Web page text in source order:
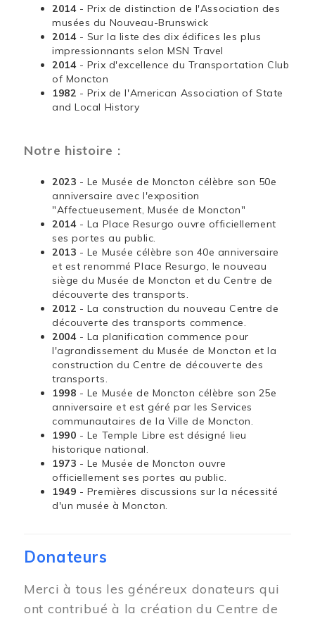
2014 - Prix de distinction de l'Association des
musées du Nouveau-Brunswick
2014 - Sur la liste des dix édifices les plus
impressionnants selon MSN Travel
2014 - Prix d'excellence du Transportation Club
of Moncton
1982 - Prix de l'American Association of State
and Local History
Notre histoire :
2023 - Le Musée de Moncton célèbre son 50e
anniversaire avec l'exposition
"Affectueusement, Musée de Moncton"
2014 - La Place Resurgo ouvre officiellement
ses portes au public.
2013 - Le Musée célèbre son 40e anniversaire
et est renommé Place Resurgo, le nouveau
siège du Musée de Moncton et du Centre de
découverte des transports.
2012 - La construction du nouveau Centre de
découverte des transports commence.
2004 - La planification commence pour
l'agrandissement du Musée de Moncton et la
construction du Centre de découverte des
transports.
1998 - Le Musée de Moncton célèbre son 25e
anniversaire et est géré par les Services
communautaires de la Ville de Moncton.
1990 - Le Temple Libre est désigné lieu
historique national.
1973 - Le Musée de Moncton ouvre
officiellement ses portes au public.
1949 - Premières discussions sur la nécessité
d'un musée à Moncton.
Donateurs
Merci à tous les généreux donateurs qui
ont contribué à la création du Centre de